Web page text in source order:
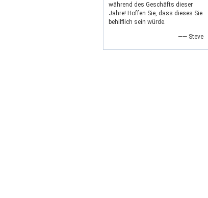
während des Geschäfts dieser
Jahre! Hoffen Sie, dass dieses Sie
behilflich sein würde.
—— Steve